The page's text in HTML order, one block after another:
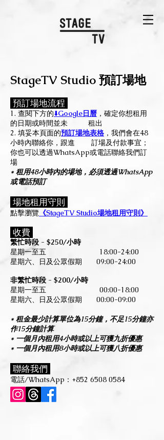
StageTV Studio 預訂場地
預訂場地流程
​1. 查閱下方的⬇️Google日曆 ，確定你想租用
的日期或時間並未
租出
2. 填妥本頁面的預訂場地表格 ，我們會在48
小時內聯絡你，跟進 訂場及付款事宜；
你也可以透過WhatsApp或電話聯絡我們訂
場
* 租用48小時內的場地，必須透過WhatsApp
或電話預訂
場地租用守則
點擊瀏覽 《StageTV Studio場地租用守則》
收費
繁忙時段 - $250/小時
星期一至五 18:00-24:00
星期六、日及公眾假期 09:00-24:00
非繁忙時段 - $200/小時
星期一至五 00:00-18:00
星期六、日及公眾假期 00:00-09:00
* 租金最少計算單位為15分鐘，不足15分鐘亦
作15分鐘計算
* 一個月內租用4小時或以上可獲九折優惠
* 一個月內租用8小時或以上可獲八折優惠
聯絡我們
電話/WhatsApp： +852 6508 0584